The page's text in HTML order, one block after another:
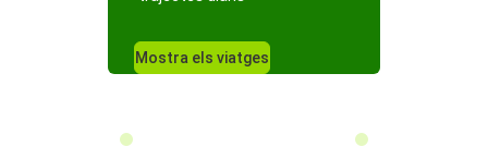
Mostra els viatges